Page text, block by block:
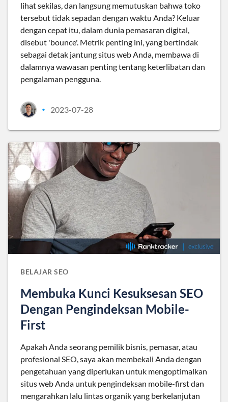
lihat sekilas, dan langsung memutuskan bahwa toko
tersebut tidak sepadan dengan waktu Anda? Keluar
dengan cepat itu, dalam dunia pemasaran digital,
disebut 'bounce'. Metrik penting ini, yang bertindak
sebagai detak jantung situs web Anda, membawa di
dalamnya wawasan penting tentang keterlibatan dan
pengalaman pengguna.
• 2023-07-28
BELAJAR SEO
Membuka Kunci Kesuksesan SEO
Dengan Pengindeksan Mobile-
First
Apakah Anda seorang pemilik bisnis, pemasar, atau
profesional SEO, saya akan membekali Anda dengan
pengetahuan yang diperlukan untuk mengoptimalkan
situs web Anda untuk pengindeksan mobile-first dan
mengarahkan lalu lintas organik yang berkelanjutan